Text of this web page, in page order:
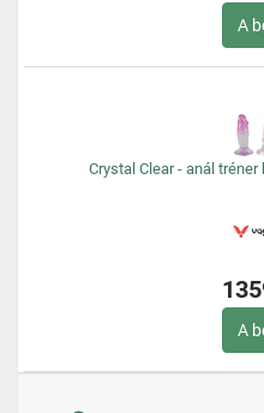
A
Crystal Clear - anál
A